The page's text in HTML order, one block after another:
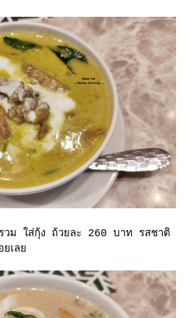
วม ใส่กุ้ง ถ้วยละ 260 บาท รสชาติ
ยเล